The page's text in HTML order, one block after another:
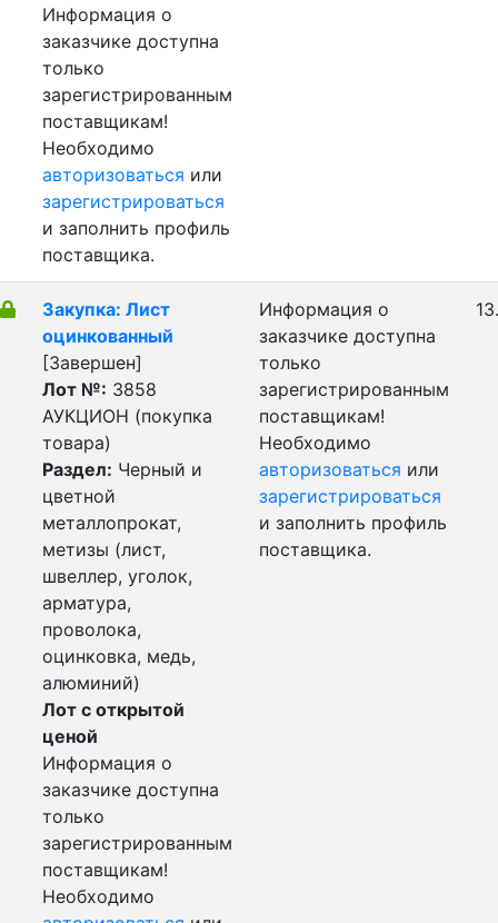
Информация о
заказчике доступна
только
зарегистрированным
поставщикам!
Необходимо
авторизоваться или
зарегистрироваться
и заполнить профиль
поставщика.
Закупка: Лист
оцинкованный
[Завершен]
Лот №: 3858
АУКЦИОН (покупка
товара)
Раздел: Черный и
цветной
металлопрокат,
метизы (лист,
швеллер, уголок,
арматура,
проволока,
оцинковка, медь,
алюминий)
Лот с открытой
ценой
Информация о
заказчике доступна
только
зарегистрированным
поставщикам!
Необходимо
Информация о
заказчике доступна
только
зарегистрированным
поставщикам!
Необходимо
авторизоваться или
зарегистрироваться
и заполнить профиль
поставщика.